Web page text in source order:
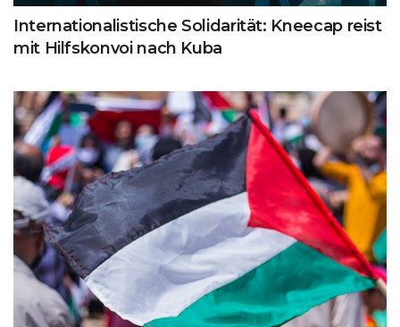
Internationalistische Solidarität: Kneecap reist
mit Hilfskonvoi nach Kuba